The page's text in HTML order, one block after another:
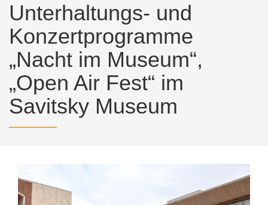
Unterhaltungs- und
Konzertprogramme
„Nacht im Museum“,
„Open Air Fest“ im
Savitsky Museum